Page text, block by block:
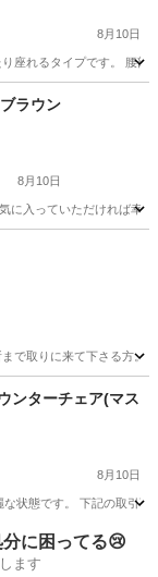
8月10日
座れるタイプです。 腰
ラウン
8月10日
に入っていただければ幸
で取りに来て下さる方
ンターチェア(マス
8月10日
状態です。 下記の取引
に困ってる😢
ます